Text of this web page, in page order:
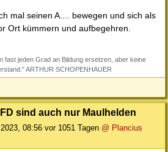
mal seinen A.... bewegen und sich als
Ort kümmern und aufbegehren.
fast jeden Grad an Bildung ersetzen, aber keine
ARTHUR SCHOPENHAUER
sind auch nur Maulhelden
08:56 vor 1051 Tagen @ Plancius